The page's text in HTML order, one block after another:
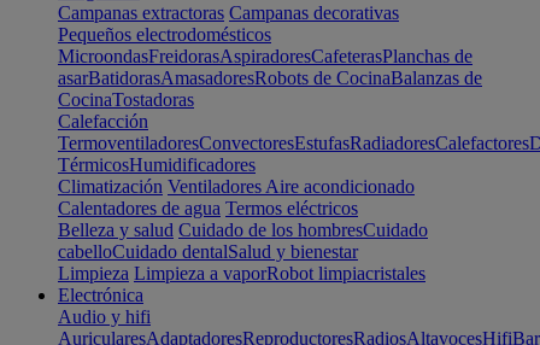
Campanas extractoras Campanas decorativas
Pequeños electrodomésticos
MicroondasFreidorasAspiradoresCafeterasPlanchas de
asarBatidorasAmasadoresRobots de CocinaBalanzas de
CocinaTostadoras
Calefacción
TermoventiladoresConvectoresEstufasRadiadoresCalefactores
TérmicosHumidificadores
Climatización Ventiladores Aire acondicionado
Calentadores de agua Termos eléctricos
Belleza y salud Cuidado de los hombresCuidado
cabelloCuidado dentalSalud y bienestar
Limpieza Limpieza a vaporRobot limpiacristales
Electrónica
Audio y hifi
AuricularesAdaptadoresReproductoresRadiosAltavocesHifi